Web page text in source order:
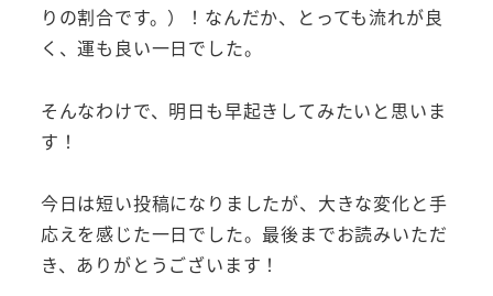
りの割合です。）！なんだか、とっても流れが良
く、運も良い一日でした。
そんなわけで、明日も早起きしてみたいと思いま
す！
今日は短い投稿になりましたが、大きな変化と手
応えを感じた一日でした。最後までお読みいただ
き、ありがとうございます！